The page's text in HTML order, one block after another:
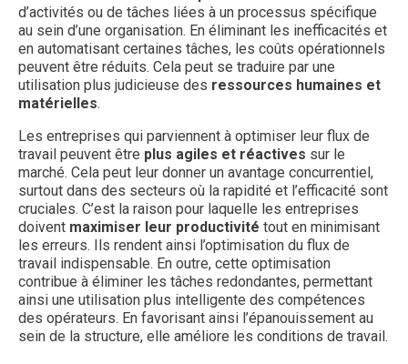
d’activités ou de tâches liées à un processus spécifique
au sein d’une organisation. En éliminant les inefficacités et
en automatisant certaines tâches, les coûts opérationnels
peuvent être réduits. Cela peut se traduire par une
utilisation plus judicieuse des ressources humaines et
matérielles.
Les entreprises qui parviennent à optimiser leur flux de
travail peuvent être plus agiles et réactives sur le
marché. Cela peut leur donner un avantage concurrentiel,
surtout dans des secteurs où la rapidité et l’efficacité sont
cruciales. C’est la raison pour laquelle les entreprises
doivent maximiser leur productivité tout en minimisant
les erreurs. Ils rendent ainsi l’optimisation du flux de
travail indispensable. En outre, cette optimisation
contribue à éliminer les tâches redondantes, permettant
ainsi une utilisation plus intelligente des compétences
des opérateurs. En favorisant ainsi l’épanouissement au
sein de la structure, elle améliore les conditions de travail.